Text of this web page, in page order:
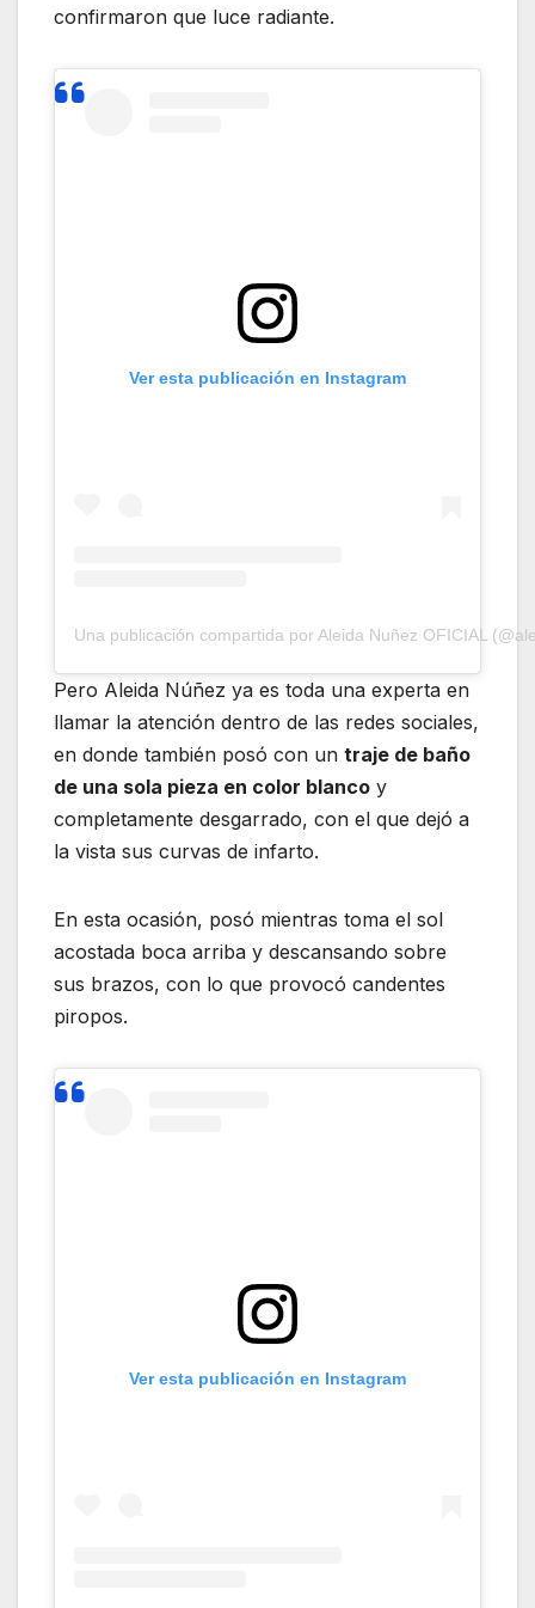
confirmaron que luce radiante.
Ver esta publicación en Instagram
Una publicación compartida por Aleida Nuñez OFICIAL
Pero Aleida Núñez ya es toda una experta en
llamar la atención dentro de las redes sociales,
en donde también posó con un traje de baño
de una sola pieza en color blanco y
completamente desgarrado, con el que dejó a
la vista sus curvas de infarto.
En esta ocasión, posó mientras toma el sol
acostada boca arriba y descansando sobre
sus brazos, con lo que provocó candentes
piropos.
Ver esta publicación en Instagram